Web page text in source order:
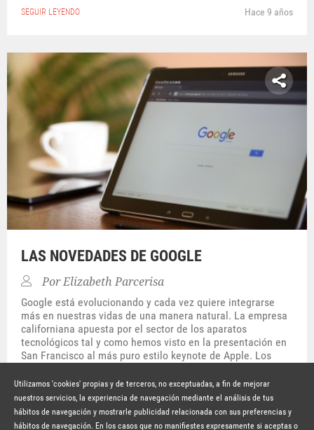
SEGUIR LEYENDO Hace 9 años
LAS NOVEDADES DE GOOGLE
PorElizabeth Parcerisa
Google está evolucionando y cada vez quiere integrarse
más en nuestras vidas de una manera natural. La empresa
californiana apuesta por el sector de los aparatos
tecnológicos tal y como hemos visto en la presentación en
San Francisco al más puro estilo keynote de Apple. Los
todos se[…]
SEGUIR LEYENDO Hace 10 años
© Copyright Lavinia 2026 –www.lavinia.tc
Utilizamos 'cookies' propias y de terceros, no exceptuadas, a fin de mejorar
nuestros servicios, la experiencia de navegación mediante el análisis de tus
hábitos de navegación y mostrarle publicidad relacionada con sus preferencias y
hábitos de navegación. En los casos que no manifiestes expresamente si aceptas o